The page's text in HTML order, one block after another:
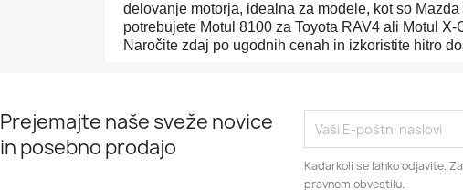
delovanje motorja, idealna za modele, kot so
potrebujete Motul 8100 za Toyota RAV4 ali Motul
Naročite zdaj po ugodnih cenah in izkoristite hitro
Prejemajte naše sveže novice
in posebno prodajo
Kadarkoli se lahko odjavite.
pravnem obvestilu.